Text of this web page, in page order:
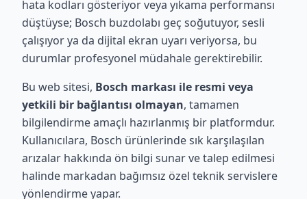
hata kodları gösteriyor veya yıkama performansı
düştüyse; Bosch buzdolabı geç soğutuyor, sesli
çalışıyor ya da dijital ekran uyarı veriyorsa, bu
durumlar profesyonel müdahale gerektirebilir.
Bu web sitesi, Bosch markası ile resmi veya
yetkili bir bağlantısı olmayan, tamamen
bilgilendirme amaçlı hazırlanmış bir platformdur.
Kullanıcılara, Bosch ürünlerinde sık karşılaşılan
arızalar hakkında ön bilgi sunar ve talep edilmesi
halinde markadan bağımsız özel teknik servislere
yönlendirme yapar.